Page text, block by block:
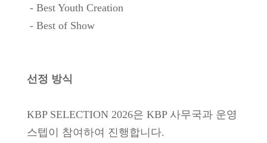
- Best Youth Creation
- Best of Show
선정 방식
KBP SELECTION 2026은 KBP 사무국과 운영
스텝이 참여하여 진행합니다.